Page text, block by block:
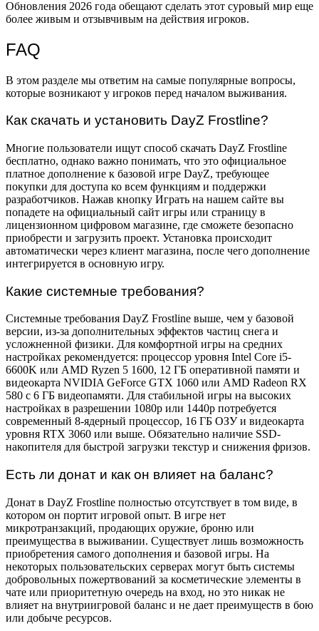
Обновления 2026 года обещают сделать этот суровый мир еще
более живым и отзывчивым на действия игроков.
FAQ
В этом разделе мы ответим на самые популярные вопросы,
которые возникают у игроков перед началом выживания.
Как скачать и установить DayZ Frostline?
Многие пользователи ищут способ скачать DayZ Frostline
бесплатно, однако важно понимать, что это официальное
платное дополнение к базовой игре DayZ, требующее
покупки для доступа ко всем функциям и поддержки
разработчиков. Нажав кнопку Играть на нашем сайте вы
попадете на официальный сайт игры или страницу в
лицензионном цифровом магазине, где сможете безопасно
приобрести и загрузить проект. Установка происходит
автоматически через клиент магазина, после чего дополнение
интегрируется в основную игру.
Какие системные требования?
Системные требования DayZ Frostline выше, чем у базовой
версии, из-за дополнительных эффектов частиц снега и
усложненной физики. Для комфортной игры на средних
настройках рекомендуется: процессор уровня Intel Core i5-
6600K или AMD Ryzen 5 1600, 12 ГБ оперативной памяти и
видеокарта NVIDIA GeForce GTX 1060 или AMD Radeon RX
580 с 6 ГБ видеопамяти. Для стабильной игры на высоких
настройках в разрешении 1080p или 1440p потребуется
современный 8-ядерный процессор, 16 ГБ ОЗУ и видеокарта
уровня RTX 3060 или выше. Обязательно наличие SSD-
накопителя для быстрой загрузки текстур и снижения фризов.
Есть ли донат и как он влияет на баланс?
Донат в DayZ Frostline полностью отсутствует в том виде, в
котором он портит игровой опыт. В игре нет
микротранзакций, продающих оружие, броню или
преимущества в выживании. Существует лишь возможность
приобретения самого дополнения и базовой игры. На
некоторых пользовательских серверах могут быть системы
добровольных пожертвований за косметические элементы в
чате или приоритетную очередь на вход, но это никак не
влияет на внутриигровой баланс и не дает преимуществ в бою
или добыче ресурсов.